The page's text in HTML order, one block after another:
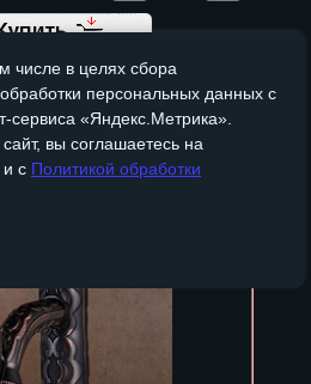
35
числе в целях сбора
персональных данных с
сервиса «Яндекс.Метрика».
вы соглашаетесь на
с Политикой обработки